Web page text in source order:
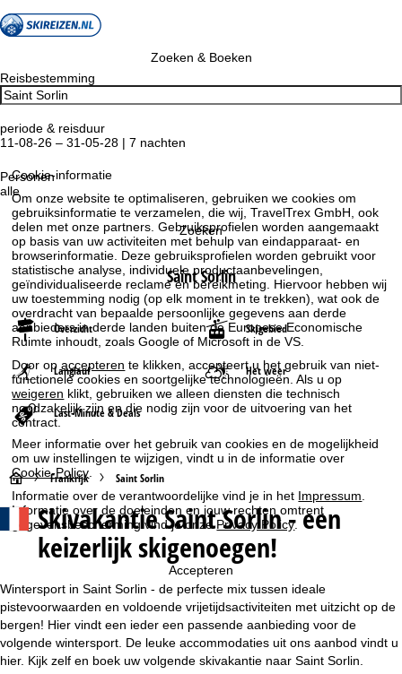
Cookie-informatie
Om onze website te optimaliseren, gebruiken we cookies om
gebruiksinformatie te verzamelen, die wij, TravelTrex GmbH, ook
delen met onze partners. Gebruiksprofielen worden aangemaakt
op basis van uw activiteiten met behulp van eindapparaat- en
browserinformatie. Deze gebruiksprofielen worden gebruikt voor
statistische analyse, individuele productaanbevelingen,
geïndividualiseerde reclame en bereikmeting. Hiervoor hebben wij
uw toestemming nodig (op elk moment in te trekken), wat ook de
overdracht van bepaalde persoonlijke gegevens aan derde
aanbieders in derde landen buiten de Europese Economische
Ruimte inhoudt, zoals Google of Microsoft in de VS.
Door opaccepteren te klikken, accepteert u het gebruik van niet-
functionele cookies en soortgelijke technologieën. Als u op
weigeren klikt, gebruiken we alleen diensten die technisch
noodzakelijk zijn en die nodig zijn voor de uitvoering van het
contract.
Meer informatie over het gebruik van cookies en de mogelijkheid
om uw instellingen te wijzigen, vindt u in de informatie over
Cookie-Policy
Informatie over de verantwoordelijke vind je in het Impressum
Informatie over de doeleinden en jouw rechten omtrent
gegevensbescherming vind je onzePrivacy Policy.
Accepteren
Zoeken & Boeken
Reisbestemming
periode & reisduur
11-08-26 – 31-05-28 | 7 nachten
Personen
alle
Zoeken
Saint Sorlin
Overzicht Skigebied
Langlauf Het weer
Last-Minute & Deals
S
t
r
t
p
Frankrijk Saint Sorlin
Skivakantie Saint Sorlin - een
keizerlijk skigenoegen!
Wintersport in Saint Sorlin - de perfecte mix tussen ideale
pistevoorwaarden en voldoende vrijetijdsactiviteiten met uitzicht op de
bergen! Hier vindt een ieder een passende aanbieding voor de
volgende wintersport. De leuke accommodaties uit ons aanbod vindt u
hier. Kijk zelf en boek uw volgende skivakantie naar Saint Sorlin.